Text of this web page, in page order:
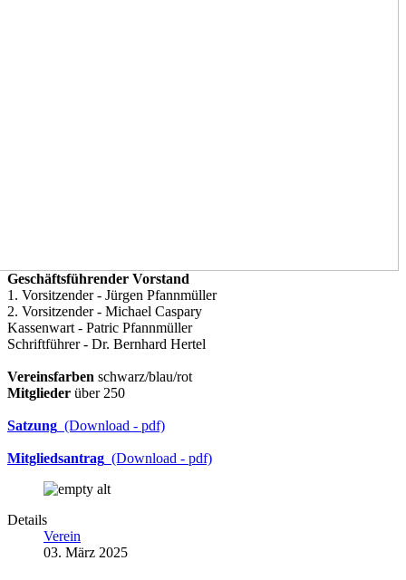
Geschäftsführender Vorstand
1. Vorsitzender - Jürgen Pfannmüller
2. Vorsitzender - Michael Caspary
Kassenwart - Patric Pfannmüller
Schriftführer - Dr. Bernhard Hertel
Vereinsfarben schwarz/blau/rot
Mitglieder über 250
Satzung (Download - pdf)
Mitgliedsantrag (Download - pdf)
Details
Verein
03. März 2025